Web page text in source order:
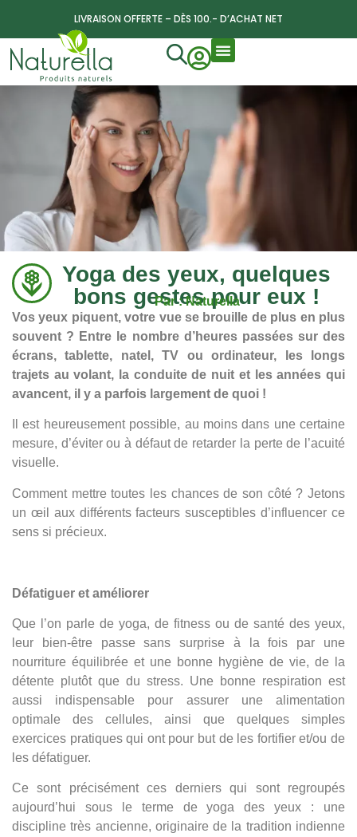
LIVRAISON OFFERTE – DÈS 100.- D’ACHAT NET
Yoga des yeux, quelques
bons gestes pour eux !
Par : Naturella
Vos yeux piquent, votre vue se brouille de plus en plus
souvent ? Entre le nombre d’heures passées sur des
écrans, tablette, natel, TV ou ordinateur, les longs
trajets au volant, la conduite de nuit et les années qui
avancent, il y a parfois largement de quoi !
Il est heureusement possible, au moins dans une certaine
mesure, d’éviter ou à défaut de retarder la perte de l’acuité
visuelle.
Comment mettre toutes les chances de son côté ? Jetons
un œil aux différents facteurs susceptibles d’influencer ce
sens si précieux.
Défatiguer et améliorer
Que l’on parle de yoga, de fitness ou de santé des yeux,
leur bien-être passe sans surprise à la fois par une
nourriture équilibrée et une bonne hygiène de vie, de la
détente plutôt que du stress. Une bonne respiration est
aussi indispensable pour assurer une alimentation
optimale des cellules, ainsi que quelques simples
exercices pratiques qui ont pour but de les fortifier et/ou de
les défatiguer.
Ce sont précisément ces derniers qui sont regroupés
aujourd’hui sous le terme de yoga des yeux : une
discipline très ancienne, originaire de la tradition indienne